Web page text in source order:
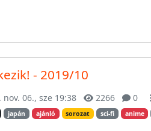
- 2019/10
nov. 06., sze 19:38 2266 0
japán ajánló sorozat sci-fi anime